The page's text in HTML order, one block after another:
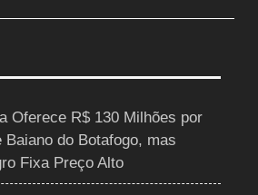
Oferece R$ 130 Milhões por
Baiano do Botafogo, mas
Fixa Preço Alto